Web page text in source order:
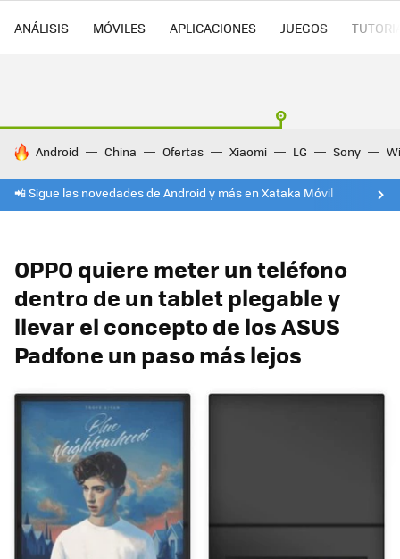
ANÁLISIS MÓVILES APLICACIONES JUEGOS
HOY SE HABLA DE
Android China Ofertas Xiaomi LG Sony
📲 Sigue las novedades de Android y más en Xataka Móvil
OPPO quiere meter un teléfono
dentro de un tablet plegable y
llevar el concepto de los ASUS
Padfone un paso más lejos